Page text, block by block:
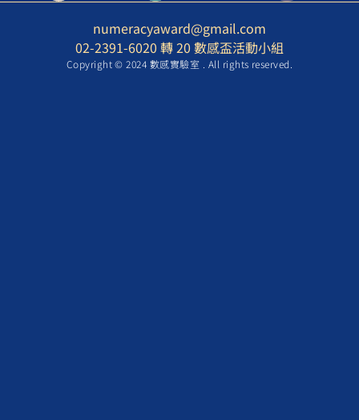
numeracyaward@gmail.com
02-2391-6020 轉 20 數感盃活動小組
Copyright © 2024 數感實驗室 . All rights reserved.